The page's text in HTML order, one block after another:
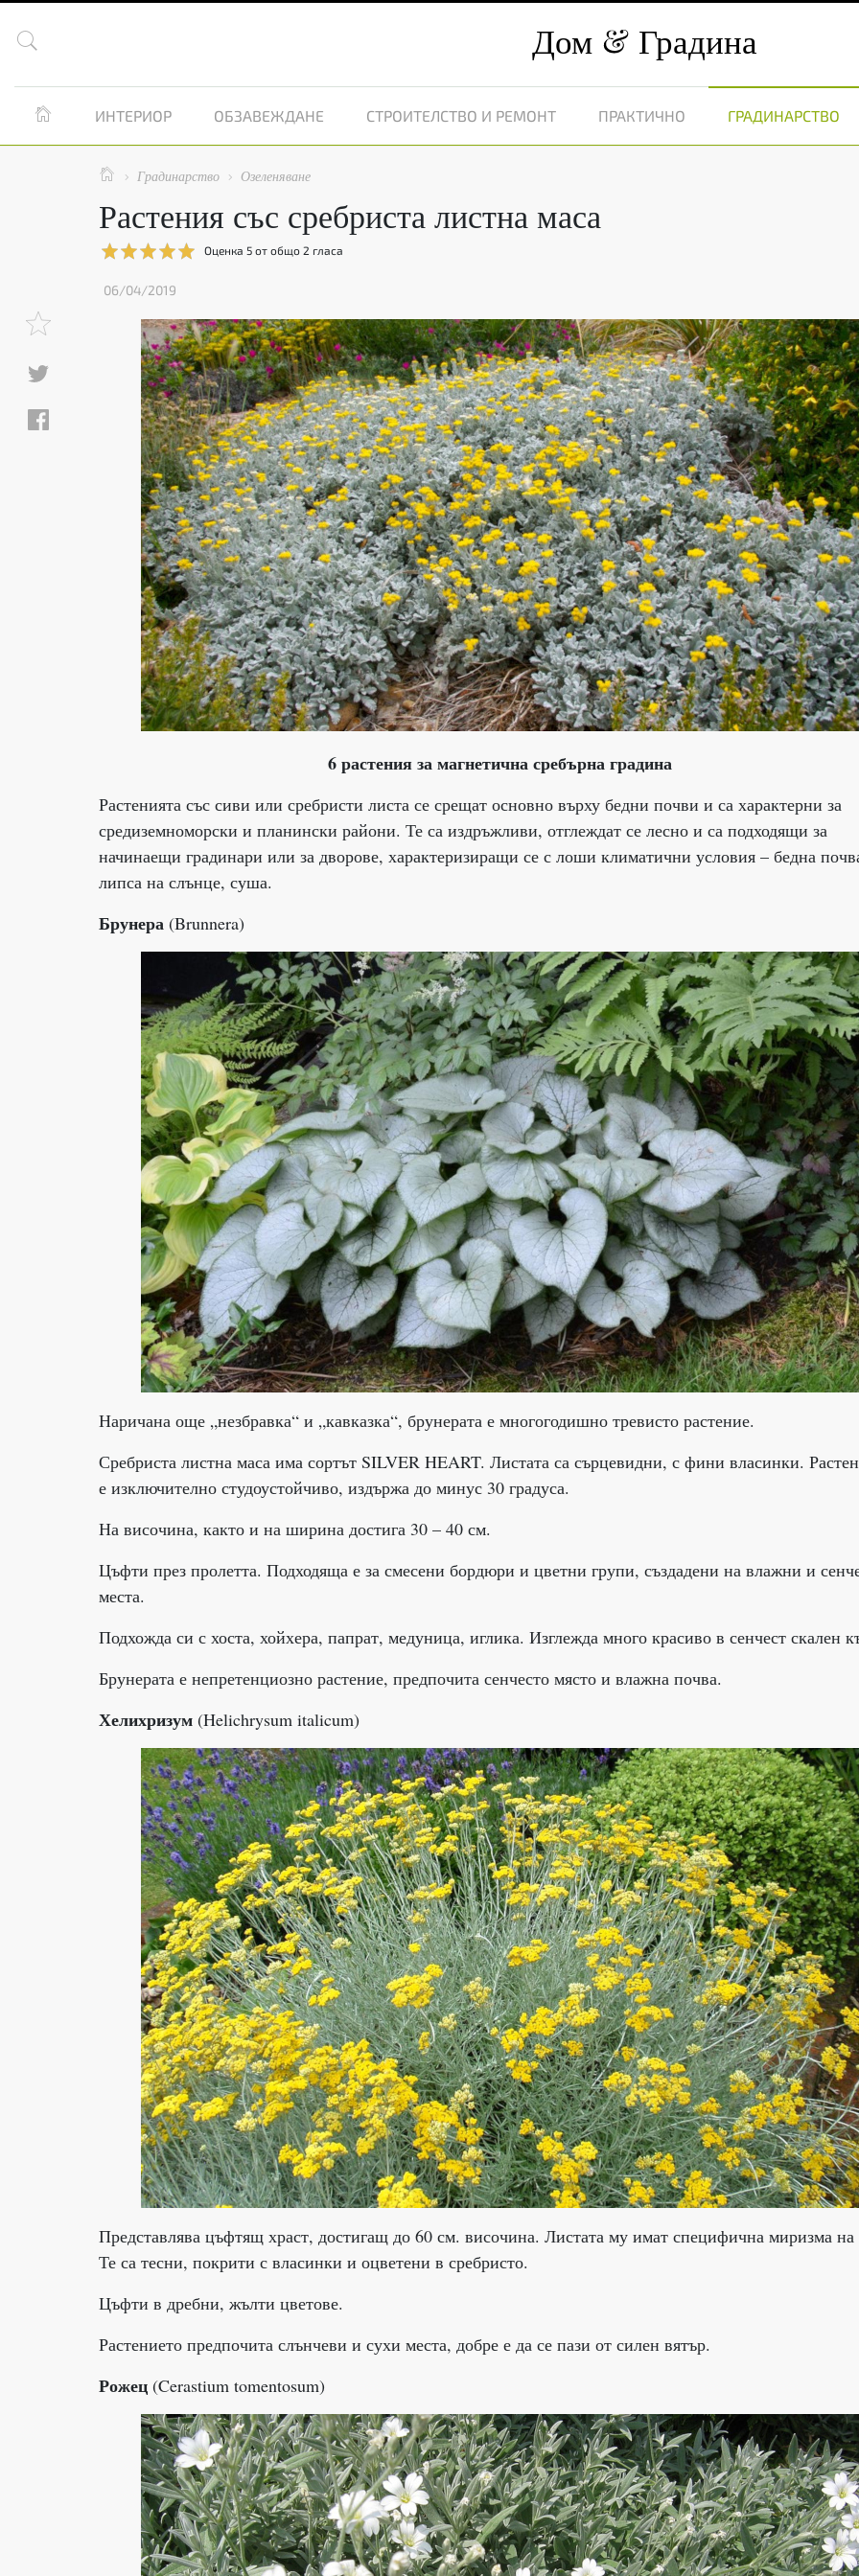
 Дом Градина
 ИНТЕРИОР ОБЗАВЕЖДАНЕ СТРОИТЕЛСТВО И РЕМОНТ ПРАКТИЧНО ГРАДИНАРСТВО
  Градинарство  Озеленяване
Растения със сребриста листна маса
Оценка 5от общо 2 гласа
06/04/2019
6 растения за магнетична сребърна градина
Растенията със сиви или сребристи листа се срещат основно върху бедни почви и са характерни за
средиземноморски и планински райони. Те са издръжливи, отглеждат се лесно и са подходящи за
начинаещи градинари или за дворове, характеризиращи се с лоши климатични условия – бедна
липса на слънце, суша.
Брунера(Brunnera)
Наричана още „незбравка“ и „кавказка“, брунерата е многогодишно тревисто растение.
Сребриста листна маса има сортът SILVER HEART. Листата са сърцевидни, с фини власинки.
е изключително студоустойчиво, издържа до минус 30 градуса.
На височина, както и на ширина достига 30 – 40 см.
Цъфти през пролетта. Подходяща е за смесени бордюри и цветни групи, създадени на влажни и
места.
Подхожда си с хоста, хойхера, папрат, медуница, иглика. Изглежда много красиво в сенчест скален
Брунерата е непретенциозно растение, предпочита сенчесто място и влажна почва.
Хелихризум(Helichrysum italicum)
Представлява цъфтящ храст, достигащ до 60 см. височина. Листата му имат специфична миризма на
Те са тесни, покрити с власинки и оцветени в сребристо.
Цъфти в дребни, жълти цветове.
Растението предпочита слънчеви и сухи места, добре е да се пази от силен вятър.
Рожец(Cerastium tomentosum)